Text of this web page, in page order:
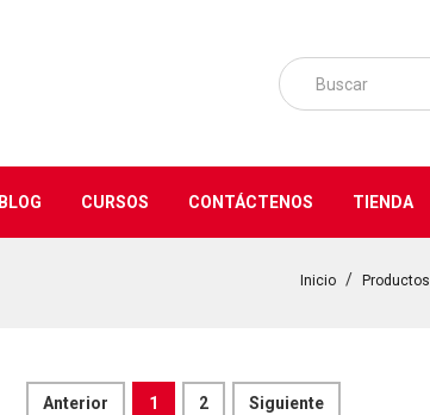
BLOG CURSOS CONTÁCTENOS TIENDA
Inicio Productos
Anterior 1 2 Siguiente